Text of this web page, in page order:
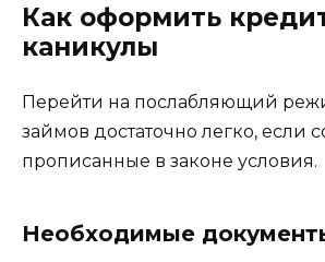
Как оформить
каникулы
Перейти на послабляющий
займов достаточно легко, если
прописанные в законе условия.
Необходимые